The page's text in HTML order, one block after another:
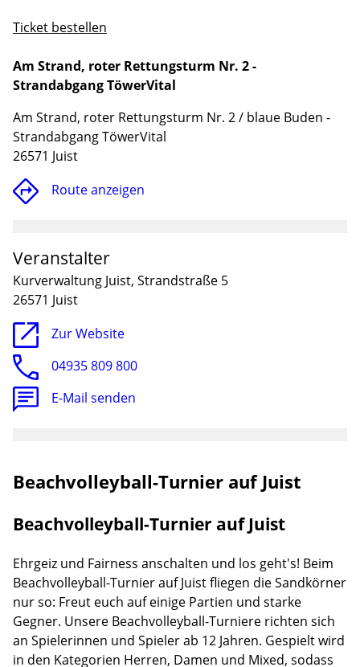
Lade
Beachvolleyball-Turnier auf Juist
Beachvolleyball-Turnier auf Juist
Ehrgeiz und Fairness anschalten und los geht's! Beim
Beachvolleyball-Turnier auf Juist fliegen die Sandkörner
nur so: Freut euch auf einige Partien und starke
Gegner. Unsere Beachvolleyball-Turniere richten sich
an Spielerinnen und Spieler ab 12 Jahren. Gespielt wird
in den Kategorien Herren, Damen und Mixed, sodass
Ticket bestellen
Am Strand, roter Rettungsturm Nr. 2 -
Strandabgang TöwerVital
Am Strand, roter Rettungsturm Nr. 2 / blaue Buden -
Strandabgang TöwerVital
26571 Juist
Route anzeigen
Veranstalter
Kurverwaltung Juist, Strandstraße 5
26571 Juist
Zur Website
04935 809 800
E-Mail senden